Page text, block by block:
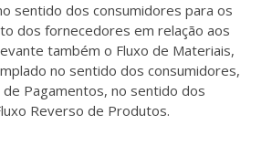
sentido dos consumidores para os
dos fornecedores em relação aos
também o Fluxo de Materiais,
no sentido dos consumidores,
de Pagamentos, no sentido dos
Reverso de Produtos.